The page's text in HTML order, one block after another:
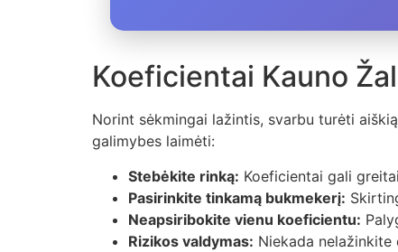
Koeficientai Kauno
Norint sėkmingai lažintis, svarbu turėti
galimybes laimėti:
Stebėkite rinką: Koeficientai gali
Pasirinkite tinkamą bukmekerį:
Neapsiribokite vienu koeficientu:
Rizikos valdymas: Niekada